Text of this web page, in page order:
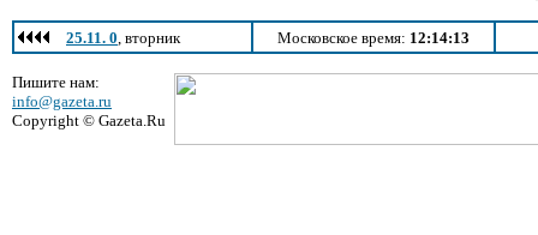
25.11. 0, вторник Московское время: 12:14:13
Пишите нам:
info@gazeta.ru
Copyright © Gazeta.Ru